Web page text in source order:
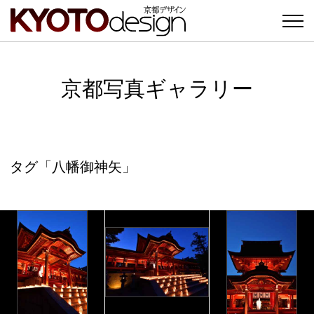
京都写真ギャラリー
タグ「八幡御神矢」